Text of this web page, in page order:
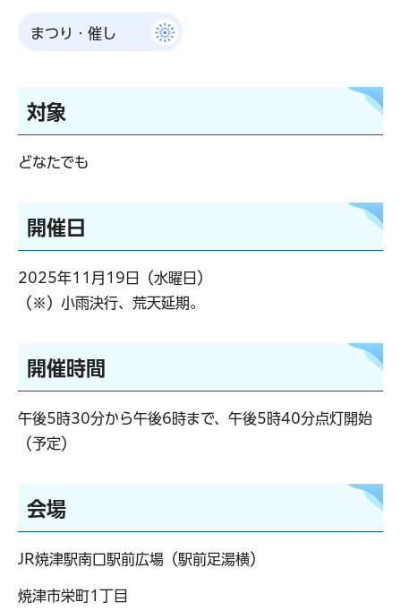
まつり・催し
対象
どなたでも
開催日
2025年11月19日（水曜日）
（※）小雨決行、荒天延期。
開催時間
午後5時30分から午後6時まで、午後5時40分点灯開始
（予定）
会場
JR焼津駅南口駅前広場（駅前足湯横）
焼津市栄町1丁目